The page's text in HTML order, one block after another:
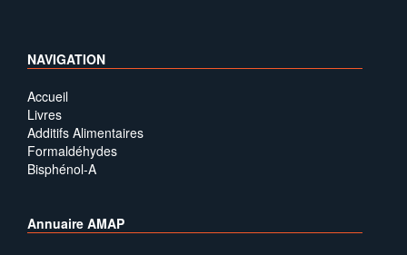
NAVIGATION
Accueil
Livres
Additifs Alimentaires
Formaldéhydes
Bisphénol-A
Annuaire AMAP